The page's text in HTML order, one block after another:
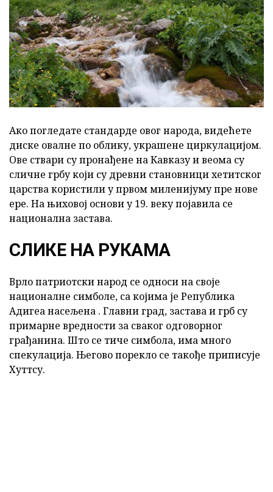
Ако погледате стандарде овог народа, видећете
диске овалне по облику, украшене циркулацијом.
Ове ствари су пронађене на Кавказу и веома су
сличне грбу који су древни становници хетитског
царства користили у првом миленијуму пре нове
ере. На њиховој основи у 19. веку појавила се
национална застава.
СЛИКЕ НА РУКАМА
Врло патриотски народ се односи на своје
националне симболе, са којима је Република
Адигеа насељена . Главни град, застава и грб су
примарне вредности за сваког одговорног
грађанина. Што се тиче симбола, има много
спекулација. Његово порекло се такође приписује
Хуттсу.